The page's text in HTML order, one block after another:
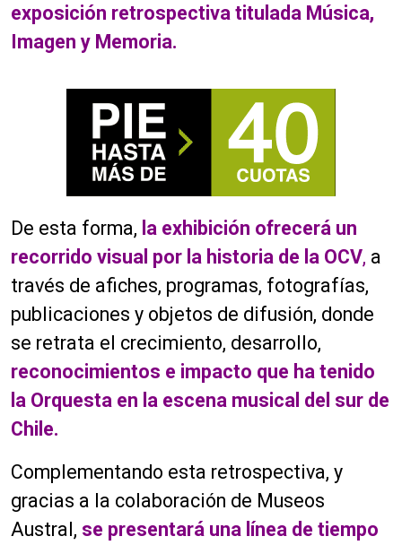
exposición retrospectiva titulada Música,
Imagen y Memoria.
De esta forma, la exhibición ofrecerá un
recorrido visual por la historia de la OCV, a
través de afiches, programas, fotografías,
publicaciones y objetos de difusión, donde
se retrata el crecimiento, desarrollo,
reconocimientos e impacto que ha tenido
la Orquesta en la escena musical del sur de
Chile.
Complementando esta retrospectiva, y
gracias a la colaboración de Museos
Austral, se presentará una línea de tiempo